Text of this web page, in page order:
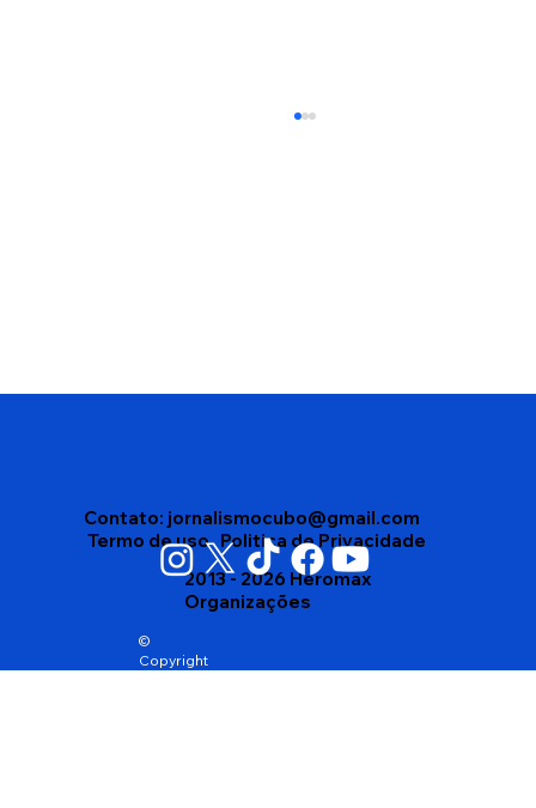
Vigilância Sanitária apreende mais de
Contato: jornalismocubo@gmail.com
Termo de uso Politica de Privacidade
©
Copyright
2013 - 2026 Heromax
Organizações